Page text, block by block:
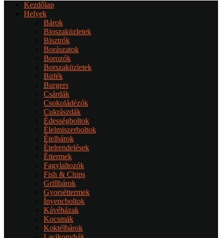
Kezdőlap
Helyek
Bárok
Bioszaküzletek
Bisztrók
Borászatok
Borozók
Borszaküzletek
Büfék
Burgers
Csárdák
Csokoládézók
Cukrászdák
Édességboltok
Élelmiszerboltok
Ételbárok
Ételrendelések
Éttermek
Fagylaltozók
Fish & Chips
Grillbárok
Gyorséttermek
Ínyencboltok
Kávéházak
Kocsmák
Koktélbárok